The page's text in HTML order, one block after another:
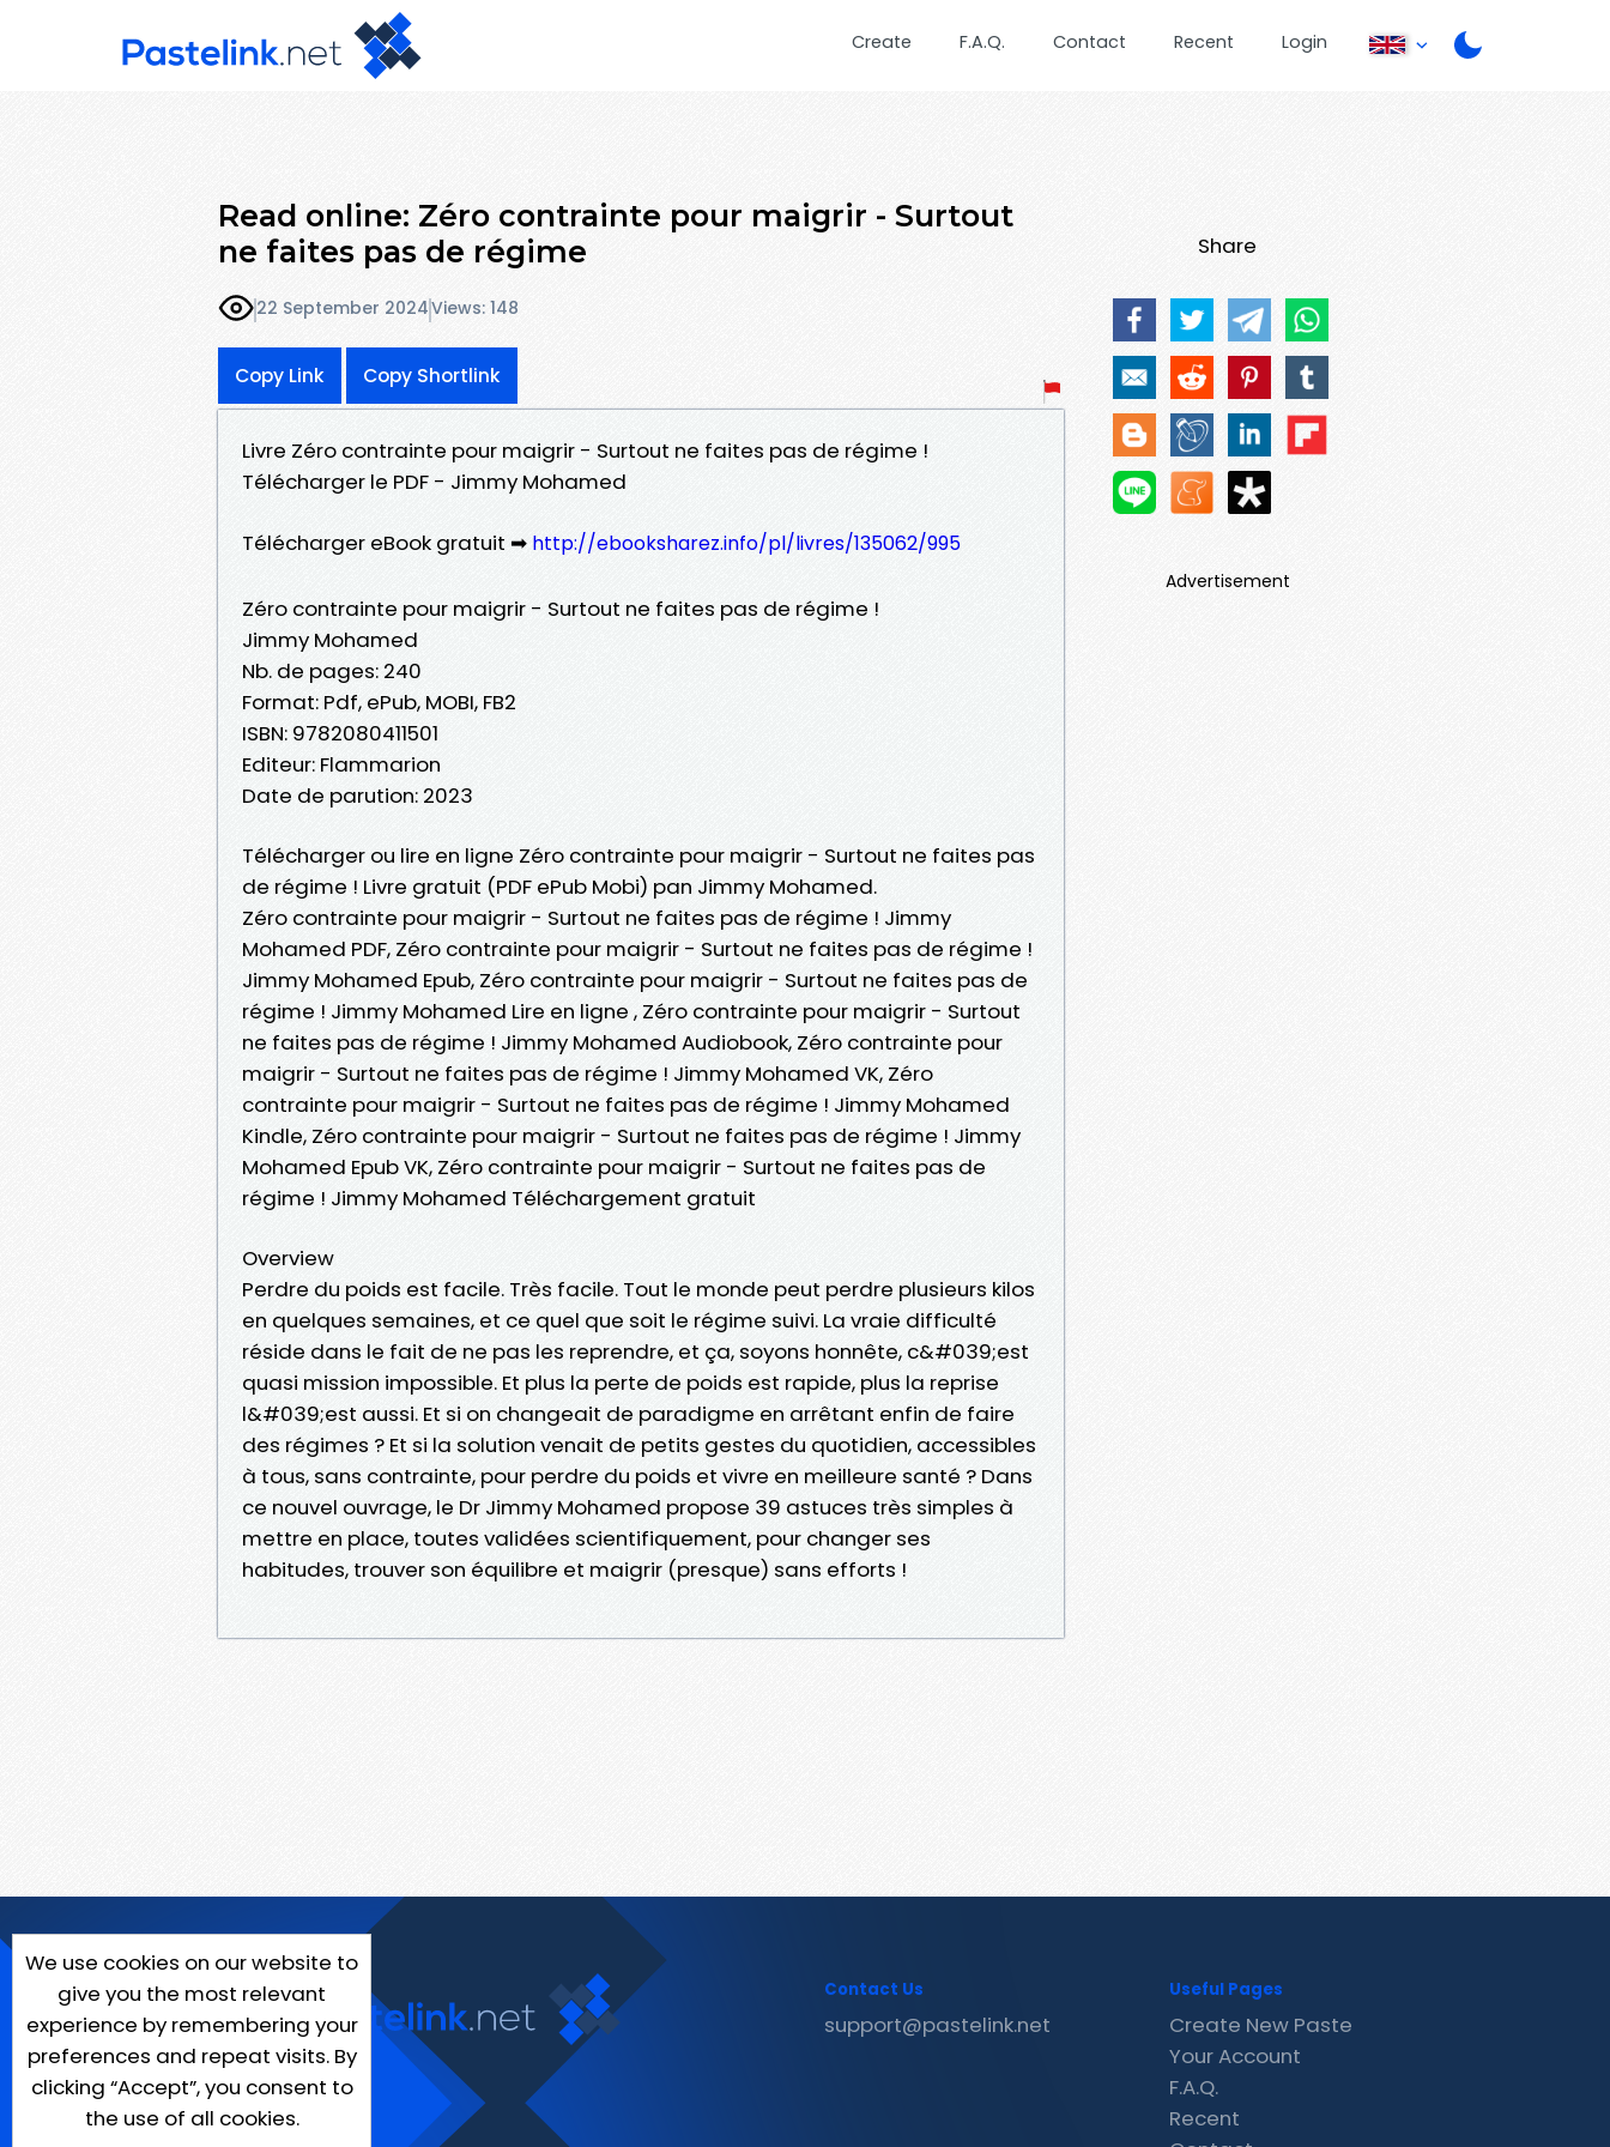
Create F.A.Q. Contact Recent Login
Read online: Zéro contrainte pour maigrir - Surtout
ne faites pas de régime
22 September 2024Views: 148
Copy Link Copy Shortlink
Livre Zéro contrainte pour maigrir - Surtout ne faites pas de régime !
Télécharger le PDF - Jimmy Mohamed
Télécharger eBook gratuit ➡ http://ebooksharez.info/pl/livres/135062/995
Zéro contrainte pour maigrir - Surtout ne faites pas de régime !
Jimmy Mohamed
Nb. de pages: 240
Format: Pdf, ePub, MOBI, FB2
ISBN: 9782080411501
Editeur: Flammarion
Date de parution: 2023
Télécharger ou lire en ligne Zéro contrainte pour maigrir - Surtout ne faites pas
de régime ! Livre gratuit (PDF ePub Mobi) pan Jimmy Mohamed.
Zéro contrainte pour maigrir - Surtout ne faites pas de régime ! Jimmy
Mohamed PDF, Zéro contrainte pour maigrir - Surtout ne faites pas de régime !
Jimmy Mohamed Epub, Zéro contrainte pour maigrir - Surtout ne faites pas de
régime ! Jimmy Mohamed Lire en ligne , Zéro contrainte pour maigrir - Surtout
ne faites pas de régime ! Jimmy Mohamed Audiobook, Zéro contrainte pour
maigrir - Surtout ne faites pas de régime ! Jimmy Mohamed VK, Zéro
contrainte pour maigrir - Surtout ne faites pas de régime ! Jimmy Mohamed
Kindle, Zéro contrainte pour maigrir - Surtout ne faites pas de régime ! Jimmy
Mohamed Epub VK, Zéro contrainte pour maigrir - Surtout ne faites pas de
régime ! Jimmy Mohamed Téléchargement gratuit
Overview
Perdre du poids est facile. Très facile. Tout le monde peut perdre plusieurs kilos
en quelques semaines, et ce quel que soit le régime suivi. La vraie difficulté
réside dans le fait de ne pas les reprendre, et ça, soyons honnête, c&#039;est
quasi mission impossible. Et plus la perte de poids est rapide, plus la reprise
l&#039;est aussi. Et si on changeait de paradigme en arrêtant enfin de faire
des régimes ? Et si la solution venait de petits gestes du quotidien, accessibles
à tous, sans contrainte, pour perdre du poids et vivre en meilleure santé ? Dans
ce nouvel ouvrage, le Dr Jimmy Mohamed propose 39 astuces très simples à
mettre en place, toutes validées scientifiquement, pour changer ses
habitudes, trouver son équilibre et maigrir (presque) sans efforts !
Share
Advertisement
We use cookies on our website to
give you the most relevant
experience by remembering your
preferences and repeat visits. By
clicking “Accept”, you consent to
the use of all cookies.
Contact Us
support@pastelink.net
Useful Pages
Create New Paste
Your Account
F.A.Q.
Recent